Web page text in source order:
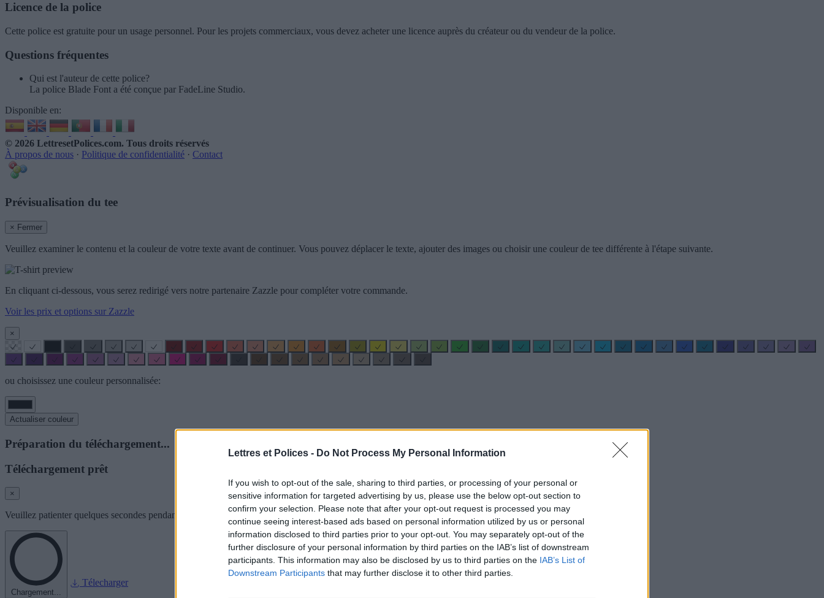
Lettres et Polices - Do Not Process My Personal Information
If you wish to opt-out of the sale, sharing to third parties, or processing of your personal or
sensitive information for targeted advertising by us, please use the below opt-out section to
confirm your selection. Please note that after your opt-out request is processed you may
continue seeing interest-based ads based on personal information utilized by us or personal
information disclosed to third parties prior to your opt-out. You may separately opt-out of the
further disclosure of your personal information by third parties on the IAB’s list of downstream
participants. This information may also be disclosed by us to third parties on the IAB’s List of
Downstream Participants that may further disclose it to other third parties.
Licence de la police
Cette police est gratuite pour un usage personnel. Pour les projets commerciaux, vous devez acheter une licence auprès du créateur ou du vendeur de la police.
Questions fréquentes
Qui est l'auteur de cette police?
La police Blade Font a été conçue par FadeLine Studio.
Disponible en:
© 2026 LettresetPolices.com. Tous droits réservés
À propos de nous · Politique de confidentialité · Contact
Prévisualisation du tee
× Fermer
Veuillez examiner le contenu et la couleur de votre texte avant de continuer. Vous pouvez déplacer le texte, ajouter des images ou choisir une couleur de tee différente à l'étape suivante.
En cliquant ci-dessous, vous serez redirigé vers notre partenaire Zazzle pour compléter votre commande.
Voir les prix et options sur Zazzle
×
ou choisissez une couleur personnalisée:
Actualiser couleur
Préparation du téléchargement...
Téléchargement prêt
×
Veuillez patienter quelques secondes pendant que nous préparons l'image de votre police pour le téléchargement.
Chargement...
Télecharger